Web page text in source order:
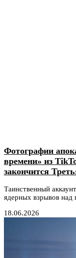
Фотографии
времени» из
закончится
Таинственный
ядерных взрывов над
18.06.2026